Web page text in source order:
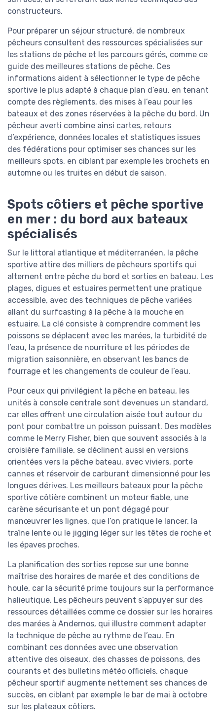
constructeurs.
Pour préparer un séjour structuré, de nombreux
pêcheurs consultent des ressources spécialisées sur
les stations de pêche et les parcours gérés, comme ce
guide des meilleures stations de pêche. Ces
informations aident à sélectionner le type de pêche
sportive le plus adapté à chaque plan d’eau, en tenant
compte des règlements, des mises à l’eau pour les
bateaux et des zones réservées à la pêche du bord. Un
pêcheur averti combine ainsi cartes, retours
d’expérience, données locales et statistiques issues
des fédérations pour optimiser ses chances sur les
meilleurs spots, en ciblant par exemple les brochets en
automne ou les truites en début de saison.
Spots côtiers et pêche sportive
en mer : du bord aux bateaux
spécialisés
Sur le littoral atlantique et méditerranéen, la pêche
sportive attire des milliers de pêcheurs sportifs qui
alternent entre pêche du bord et sorties en bateau. Les
plages, digues et estuaires permettent une pratique
accessible, avec des techniques de pêche variées
allant du surfcasting à la pêche à la mouche en
estuaire. La clé consiste à comprendre comment les
poissons se déplacent avec les marées, la turbidité de
l’eau, la présence de nourriture et les périodes de
migration saisonnière, en observant les bancs de
fourrage et les changements de couleur de l’eau.
Pour ceux qui privilégient la pêche en bateau, les
unités à console centrale sont devenues un standard,
car elles offrent une circulation aisée tout autour du
pont pour combattre un poisson puissant. Des modèles
comme le Merry Fisher, bien que souvent associés à la
croisière familiale, se déclinent aussi en versions
orientées vers la pêche bateau, avec viviers, porte
cannes et réservoir de carburant dimensionné pour les
longues dérives. Les meilleurs bateaux pour la pêche
sportive côtière combinent un moteur fiable, une
carène sécurisante et un pont dégagé pour
manœuvrer les lignes, que l’on pratique le lancer, la
traîne lente ou le jigging léger sur les têtes de roche et
les épaves proches.
La planification des sorties repose sur une bonne
maîtrise des horaires de marée et des conditions de
houle, car la sécurité prime toujours sur la performance
halieutique. Les pêcheurs peuvent s’appuyer sur des
ressources détaillées comme ce dossier sur les horaires
des marées à Andernos, qui illustre comment adapter
la technique de pêche au rythme de l’eau. En
combinant ces données avec une observation
attentive des oiseaux, des chasses de poissons, des
courants et des bulletins météo officiels, chaque
pêcheur sportif augmente nettement ses chances de
succès, en ciblant par exemple le bar de mai à octobre
sur les plateaux côtiers.